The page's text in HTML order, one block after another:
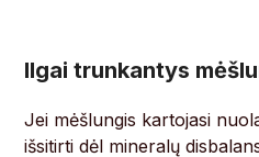
Ilgai trunkantys
Jei mėšlungis kartojasi
išsitirti dėl mineralų